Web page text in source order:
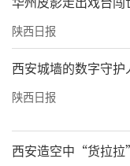
陕西日报
西安城墙的数字守护
陕西日报
西安造空中“货拉